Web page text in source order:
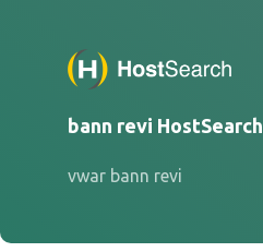
bann revi HostSearch
vwar bann revi